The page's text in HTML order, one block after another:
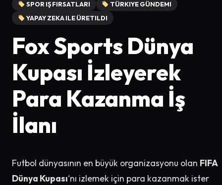
SPOR IŞ FIRSATLARI
TÜRKIYE GÜNDEMI
YAPAY ZEKA ILE ÜRETILDI
Fox Sports Dünya
Kupası İzleyerek
Para Kazanma İş
İlanı
Futbol dünyasının en büyük organizasyonu olan FIFA
Dünya Kupası‘nı izlemek için para kazanmak ister